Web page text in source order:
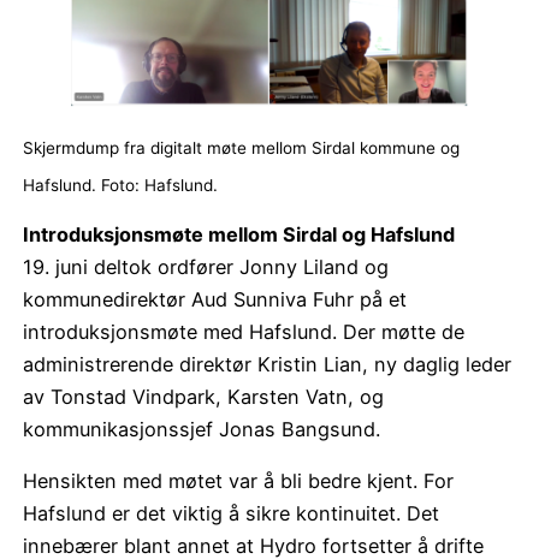
Skjermdump fra digitalt møte mellom Sirdal kommune og
Hafslund. Foto: Hafslund.
Introduksjonsmøte mellom Sirdal og Hafslund
19. juni deltok ordfører Jonny Liland og
kommunedirektør Aud Sunniva Fuhr på et
introduksjonsmøte med Hafslund. Der møtte de
administrerende direktør Kristin Lian, ny daglig leder
av Tonstad Vindpark, Karsten Vatn, og
kommunikasjonssjef Jonas Bangsund.
Hensikten med møtet var å bli bedre kjent. For
Hafslund er det viktig å sikre kontinuitet. Det
innebærer blant annet at Hydro fortsetter å drifte